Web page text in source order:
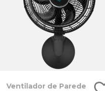
Ventilador de Parede